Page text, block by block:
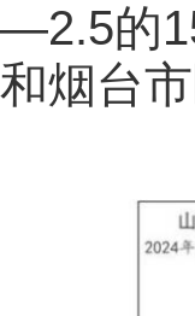
—2.5的
和烟台市